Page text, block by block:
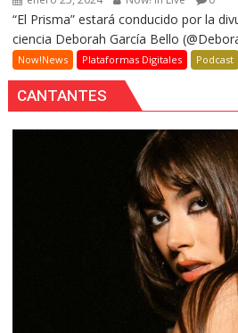
“El Prisma” estará conducido por la
ciencia Deborah García Bello
Now!News Plataformas Digitales Podcast
CANTANTES